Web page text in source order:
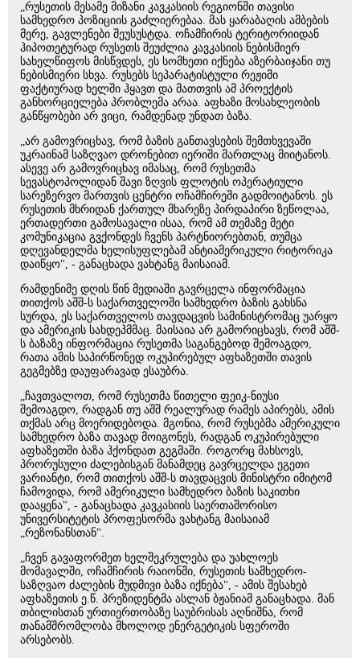
„რუსეთის მესამე მიზანი კავკასიის რეგიონში თავისი
სამხედრო პოზიციის გაძლიერებაა. მას ყარაბაღის ამბების
მერე, გავლენები შეუსუსტდა. ოჩამჩირის ტერიტორიიდან
ჰიპოთეტურად რუსეთს შეუძლია კავკასიის ნებისმიერ
სახელწიფოს მისწვდეს, ეს სომხეთი იქნება აზერბაიჯანი თუ
ნებისმიერი სხვა. რუსებს სეპარატისტული რეჟიმი
ფაქტიურად ხელში ჰყავთ და მათთვის ამ პროექტის
განხორციელება პრობლემა არაა. აფხაზი მოსახლეობის
განწყობები არ ვიცი, რამდენად უნდათ ბაზა.
„არ გამოვრიცხავ, რომ ბაზის განთავსების შემთხვევაში
უკრაინამ საზღვაო დრონებით იერიში მართლაც მიიტანოს.
ასევე არ გამოვრიცხავ იმასაც, რომ რუსეთმა
სევასტოპოლიდან შავი ზღვის ფლოტის ოპერატიული
სარეზერვო მართვის ცენტრი ოჩამჩირეში გადმოიტანოს. ეს
რუსეთის მხრიდან ქართულ მხარეზე პირდაპირი ზეწოლაა,
ერთადერთი გამოსავალი ისაა, რომ ამ თემაზე მეტი
კომუნიკაცია გვქონდეს ჩვენს პარტნიორებთან, თუმცა
დღევანდელმა ხელისუფლებამ ანტიამერიკული რიტორიკა
დაიწყო", - განაცხადა ვახტანგ მაისაიამ.
რამდენიმე დღის წინ მედიაში გავრცელა ინფორმაცია
თითქოს აშშ-ს საქართველოში სამხედრო ბაზის გახსნა
სურდა, ეს საქართველოს თავდაცვის სამინისტრომაც უარყო
და ამერიკის სახდეპმმაც. მაისაია არ გამორიცხავს, რომ აშშ-
ს ბაზაზე ინფორმაცია რუსეთმა საგანგებოდ შემოაგდო,
რათა ამის საპირწონედ ოკუპირებულ აფხაზეთში თავის
გეგმებზე დაუფარავად ესაუბრა.
„ჩავთვალოთ, რომ რუსეთმა წითელი ფეიკ-ნიუსი
შემოაგდო, რადგან თუ აშშ რეალურად რამეს აპირებს, ამის
თქმას არც მოერიდებოდა. მგონია, რომ რუსებმა ამერიკული
სამხედრო ბაზა თავად მოიგონეს, რადგან ოკუპირებული
აფხაზეთში ბაზა ჰქონდათ გეგმაში. როგორც მახსოვს,
პრორუსული ძალებისგან მანამდეც გავრცელდა ეგეთი
ვარიანტი, რომ თითქოს აშშ-ს თავდაცვის მინისტრი იმიტომ
ჩამოვიდა, რომ ამერიკული სამხედრო ბაზის საკითხი
დააყენა", - განაცხადა კავკასიის საერთაშორისო
უნივერსიტეტის პროფესორმა ვახტანგ მაისაიამ
„რეზონანსთან".
„ჩვენ გავაფორმეთ ხელშეკრულება და უახლოეს
მომავალში, ოჩამჩირის რაიონში, რუსეთის სამხედრო-
საზღვაო ძალების მუდმივი ბაზა იქნება", - ამის შესახებ
აფხაზეთის ე.წ. პრეზიდენტმა ასლან ბჟანიამ განაცხადა. მან
თბილისთან ურთიერთობაზე საუბრისას აღნიშნა, რომ
თანამშრომლობა მხოლოდ ენერგეტიკის სფეროში
არსებობს.